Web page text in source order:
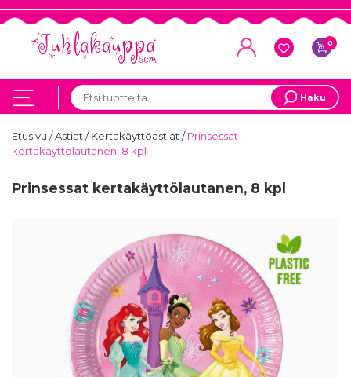
0
Haku
Etusivu /Astiat/Kertakäyttöastiat/Prinsessat
kertakäyttölautanen, 8 kpl
Prinsessat kertakäyttölautanen, 8 kpl